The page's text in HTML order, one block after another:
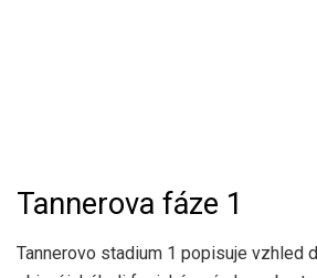
Tannerova fáze 1
Tannerovo stadium 1 popisuje vzhled